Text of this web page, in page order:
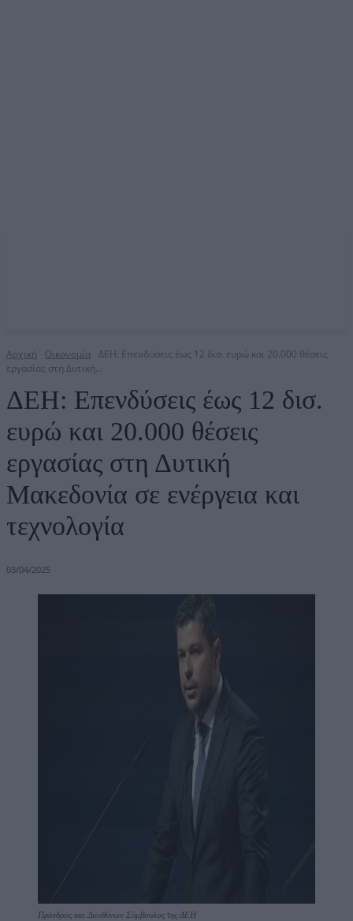
Αρχική Οικονομία ΔΕΗ: Επενδύσεις έως 12 δισ. ευρώ και 20.000 θέσεις
εργασίας στη Δυτική...
ΔΕΗ: Επενδύσεις έως 12 δισ.
ευρώ και 20.000 θέσεις
εργασίας στη Δυτική
Μακεδονία σε ενέργεια και
τεχνολογία
03/04/2025
Πρόεδρος και Διευθύνων Σύμβουλος της ΔΕΗ